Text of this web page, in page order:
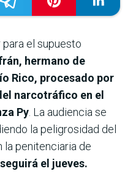
el supuesto
hermano de
Rico, procesado por
narcotráfico en el
Py . La audiencia se
la peligrosidad del
la penitenciaria de
el jueves.